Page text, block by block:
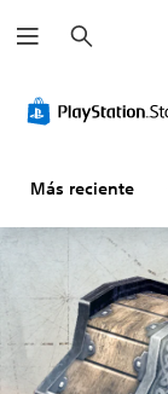
u
s
r
Más reciente